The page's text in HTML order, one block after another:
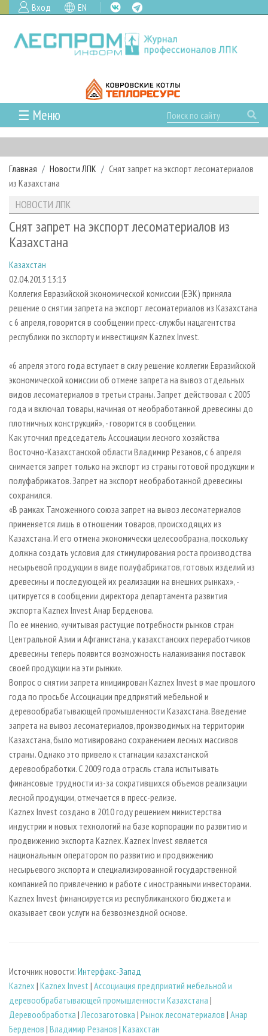
Вход EN
☰ Меню
ГЛАВНАЯ
РУБРИКИ И ТЕМЫ
РУБРИКИ ЖУРНАЛА
ЛЕСОЗАГОТОВКА
ЛЕСОПИЛЕНИЕ
СУШКА ДРЕВЕСИНЫ
ПРОИЗВОДСТВО ДРЕВЕСНЫХ ПЛИТ
ДЕРЕВЯННОЕ ДОМОСТРОЕНИЕ
ПРОИЗВОДСТВО МЕБЕЛИ
ЦБП
ИНСТРУМЕНТ И МАТЕРИАЛЫ
НОВОСТИ
НОВОСТИ ЛПК
НОВОСТИ ЖУРНАЛА
ПРОЕКТЫ ЛПИ
АНАЛИТИКА
ПРЕДПРИЯТИЯ ЛПК
ПЕРСОНЫ
МОБИЛЬНЫЕ ВЫСТАВКИ
ОФИЦИАЛЬНЫЕ ДЕЛЕГАЦИИ
ПРИОРИТЕТНЫЕ ИНВЕСТПРОЕКТЫ
ГАЗЕТА ЛЕСПРОМФОРУМ
БИБЛИОТЕКА СПЕЦИАЛИСТА
АРХИВ ЖУРНАЛОВ
О ЖУРНАЛЕ
КОНТАКТЫ
РЕКЛАМОДАТЕЛЯМ
РЕКЛАМА
РЕКЛАМА НА САЙТЕ
Главная Новости ЛПК
Снят запрет на экспорт лесоматериалов
из Казахстана
НОВОСТИ ЛПК
Снят запрет на экспорт лесоматериалов из
Казахстана
Казахстан
02.04.2013 13:13
Коллегия Евразийской экономической комиссии (ЕЭК) приняла
решение о снятии запрета на экспорт лесоматериалов из Казахстана
с 6 апреля, говорится в сообщении пресс-службы нацагентства
республики по экспорту и инвестициям Kaznex Invest.
«6 апреля этого года вступает в силу решение коллегии Евразийской
экономической комиссии об отмене запрета на вывоз отдельных
видов лесоматериалов в третьи страны. Запрет действовал с 2005
года и включал товары, начиная от необработанной древесины до
плотничных конструкций», - говорится в сообщении.
Как уточнил председатель Ассоциации лесного хозяйства
Восточно-Казахстанской области Владимир Резанов, с 6 апреля
снимается запрет только на экспорт из страны готовой продукции и
полуфабрикатов. Запрет на экспорт необработанной древесины
сохранился.
«В рамках Таможенного союза запрет на вывоз лесоматериалов
применяется лишь в отношении товаров, происходящих из
Казахстана. И его отмена экономически целесообразна, поскольку
должна создать условия для стимулирования роста производства
несырьевой продукции в виде полуфабрикатов, готовых изделий из
древесины и последующей их реализации на внешних рынках», -
цитируется в сообщении директора департамента развития
экспорта Kaznex Invest Анар Берденова.
По ее мнению, «учитывая растущие потребности рынков стран
Центральной Азии и Афганистана, у казахстанских переработчиков
древесины теперь появится возможность налаживания поставок
своей продукции на эти рынки».
Вопрос о снятии запрета инициирован Kaznex Invest в мае прошлого
года по просьбе Ассоциации предприятий мебельной и
деревообрабатывающей промышленности Казахстана. Введение
запрета на вывоз лесоматериалов, производимых на территории
Казахстана, было мотивировано сохранением лесных массивов
страны. Однако это привело к стагнации казахстанской
деревообработки. С 2009 года отрасль стала испытывать
финансовые трудности из-за сократившихся объемов реализации
лесной продукции, отмечается в пресс-релизе.
Kaznex Invest создано в 2010 году решением министерства
индустрии и новых технологий на базе корпорации по развитию и
продвижению экспорта Kaznex. Kaznex Invest является
национальным оператором по развитию и продвижению
несырьевого экспорта и специализированной государственной
компанией по привлечению и работе с иностранными инвесторами.
Kaznex Invest финансируется из республиканского бюджета и
оказывает свои услуги на безвозмездной основе.
Источник новости: Интерфакс-Запад
Kaznex | Kaznex Invest | Ассоциация предприятий мебельной и
деревообрабатывающей промышленности Казахстана |
Деревообработка |Лесозаготовка | Рынок лесоматериалов | Анар
Берденов | Владимир Резанов | Казахстан